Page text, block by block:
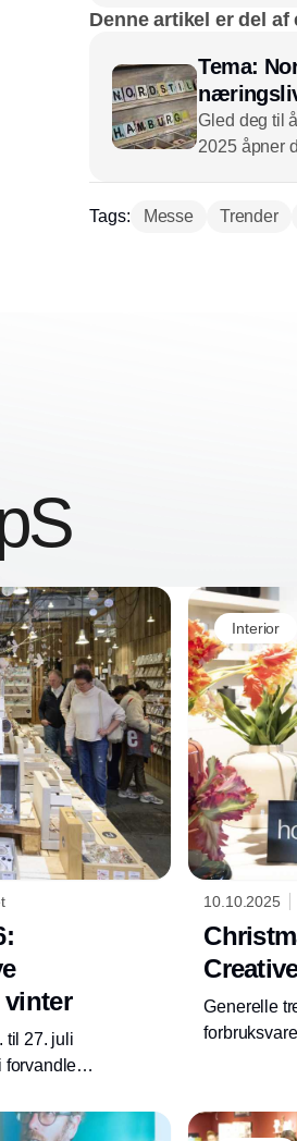
Denne artikel er del af
Tema:
Gled deg til
2025 åpner
Tags: Messe Trender
til 27. juli
forvandlet
med
Interior
10.10.2025
Generelle
perfekt med